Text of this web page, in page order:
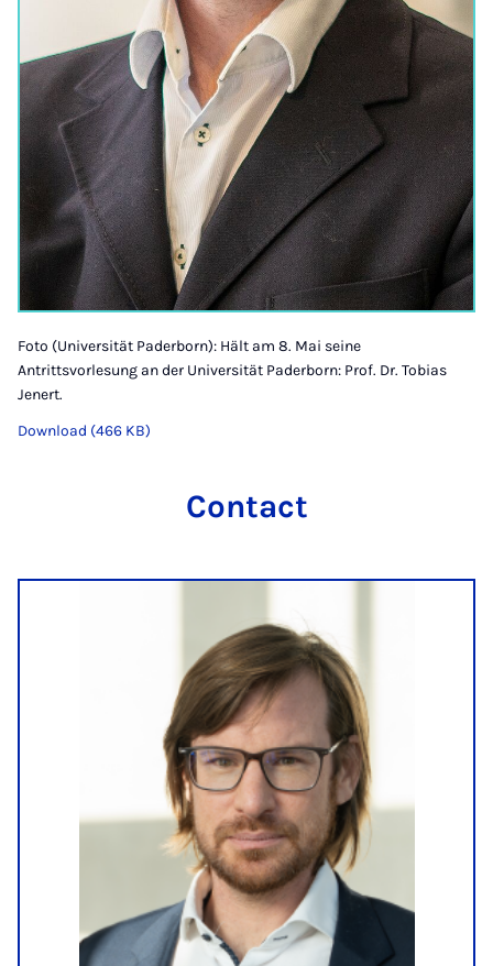
Foto (Universität Paderborn): Hält am 8. Mai seine
Antrittsvorlesung an der Universität Paderborn: Prof. Dr. Tobias
Jenert.
Download (466 KB)
Contact